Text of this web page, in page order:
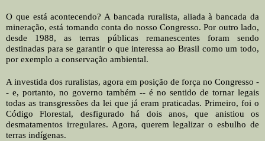
O que está acontecendo? A bancada ruralista, aliada à bancada da
mineração, está tomando conta do nosso Congresso. Por outro lado,
desde 1988, as terras públicas remanescentes foram sendo
destinadas para se garantir o que interessa ao Brasil como um todo,
por exemplo a conservação ambiental.
A investida dos ruralistas, agora em posição de força no Congresso -
- e, portanto, no governo também -- é no sentido de tornar legais
todas as transgressões da lei que já eram praticadas. Primeiro, foi o
Código Florestal, desfigurado há dois anos, que anistiou os
desmatamentos irregulares. Agora, querem legalizar o esbulho de
terras indígenas.